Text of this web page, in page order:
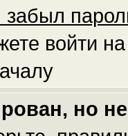
забыл
войти
но